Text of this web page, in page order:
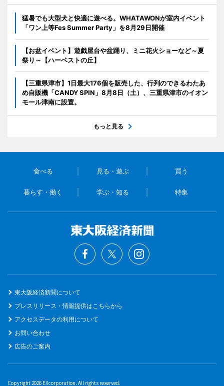
猛暑でも大型犬と快適に遊べる。WHATAWONが室内イベント
「ワン上等Fes Summer Party」を8月29日開催
【お盆イベント】遊戯屋台や盆踊り、ミニ花火ショーなど～夏
祭り～【ハーベストの丘】
【三重県津市】1日最大176個を販売した、行列のできるわたあ
め自販機「CANDY SPIN」8月8日（土）、三重県津市のイオン
モール津南に設置。
もっと見る
食べる 見る・遊ぶ 買う
暮らす・働く 学ぶ・知る 特集
東大阪経済新聞について
プレスリリース・情報提供はこちらから
アクセスデータの利用について
お問い合わせ
広告のご案内
Copyright 2026 EXcorporation. All rights reserved.